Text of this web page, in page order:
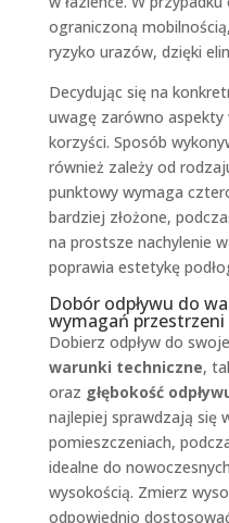
ograniczoną
ryzyko urazów, dzięki
Decydując się na
uwagę zarówno aspekty
korzyści. Sposób
również zależy od
punktowy wymaga
bardziej złożone,
na prostsze nachylenie
poprawia estetykę
Dobór odpływu do
wymagań przestrzeni
Dobierz odpływ do
warunki techniczne,
oraz głębokość
najlepiej sprawdzają się
pomieszczeniach,
idealne do
wysokością. Zmierz
odpowiednio